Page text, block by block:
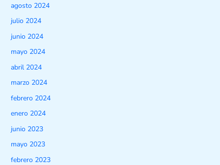
agosto 2024
julio 2024
junio 2024
mayo 2024
abril 2024
marzo 2024
febrero 2024
enero 2024
junio 2023
mayo 2023
febrero 2023